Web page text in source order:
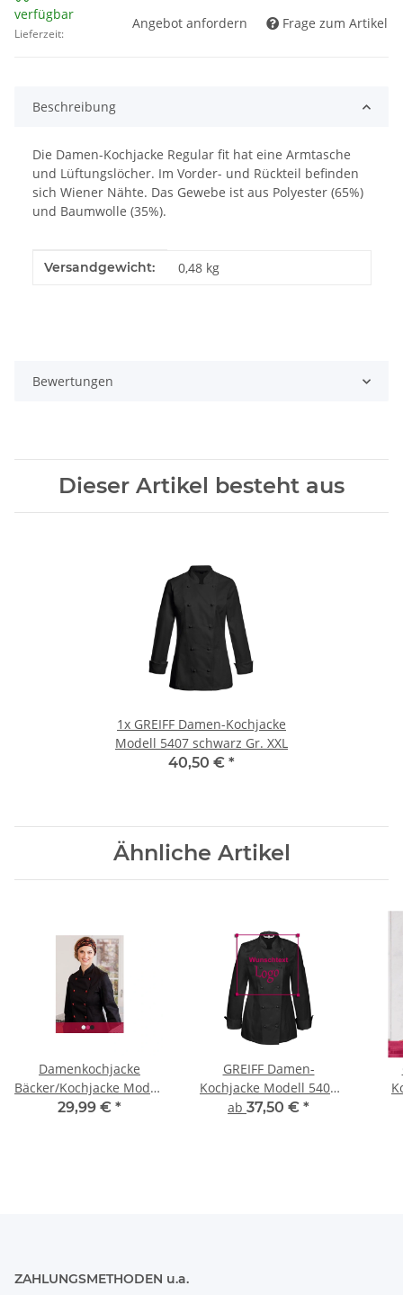
verfügbar
Lieferzeit:
Angebot anfordern Frage zum Artikel
Beschreibung
Die Damen-Kochjacke Regular fit hat eine Armtasche
und Lüftungslöcher. Im Vorder- und Rückteil befinden
sich Wiener Nähte. Das Gewebe ist aus Polyester (65%)
und Baumwolle (35%).
Produkteigenschaft
Wert
Versandgewicht: 0,48 kg
Bewertungen
Dieser Artikel besteht aus
1x GREIFF Damen-Kochjacke
Modell 5407 schwarz Gr. XXL
40,50 € *
Ähnliche Artikel
Damenkochjacke
Bäcker/Kochjacke Modell
214 langarm
29,99 € *
GREIFF Damen-
Kochjacke Modell 5407
schwarz Gr. L mit
ab 37,50 € *
ZAHLUNGSMETHODEN u.a.